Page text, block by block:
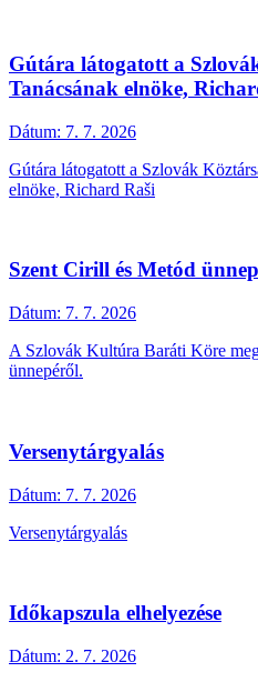
Gútára látogatott a
Tanácsának elnöke,
Dátum: 7. 7. 2026
Gútára látogatott a Szlovák
elnöke, Richard Raši
Szent Cirill és Metód
Dátum: 7. 7. 2026
A Szlovák Kultúra Baráti Köre
ünnepéről.
Versenytárgyalás
Dátum: 7. 7. 2026
Versenytárgyalás
Időkapszula elhelyezése
Dátum: 2. 7. 2026